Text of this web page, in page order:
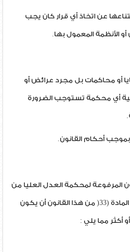
عن اتخاذ أي قرار كان يجب
الأنظمة المعمول بها.
أو محاكمات بل مجرد عرائض أو
أي محكمة تستوجب الضرورة
المرفوعة لمحكمة العدل العليا من
الأفراد أو الهيئات الواردة في المادة (33( من هذا القانون أن يكون
أو أكثر مما يلي :